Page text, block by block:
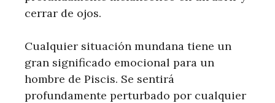
cerrar de ojos.
Cualquier situación mundana tiene un
gran significado emocional para un
hombre de Piscis. Se sentirá
profundamente perturbado por cualquier